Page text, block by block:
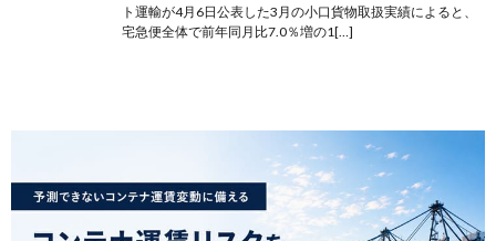
ト運輸が4月6日公表した3月の小口貨物取扱実績によると、
宅急便全体で前年同月比7.0％増の1[…]